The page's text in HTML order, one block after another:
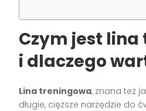
Czym jest
i dlaczego
Lina treningowa, znana też
długie, cięższe narzędzie do